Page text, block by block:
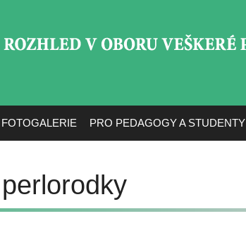
FOTOGALERIE PRO PEDAGOGY A STUDENTY